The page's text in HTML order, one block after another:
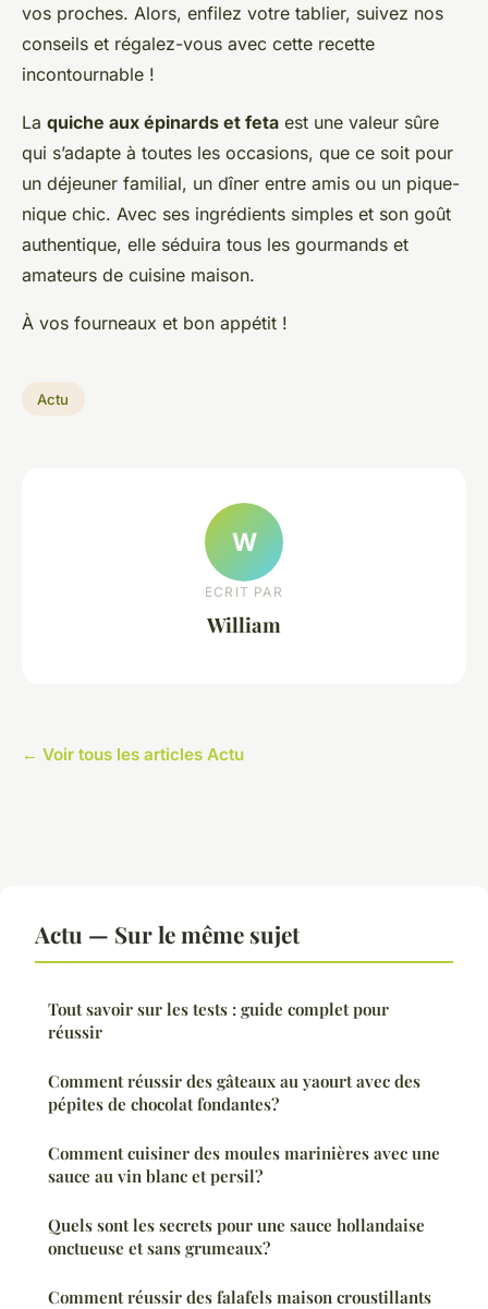
vos proches. Alors, enfilez votre tablier, suivez nos
conseils et régalez-vous avec cette recette
incontournable !
La quiche aux épinards et feta est une valeur sûre
qui s’adapte à toutes les occasions, que ce soit pour
un déjeuner familial, un dîner entre amis ou un pique-
nique chic. Avec ses ingrédients simples et son goût
authentique, elle séduira tous les gourmands et
amateurs de cuisine maison.
À vos fourneaux et bon appétit !
Actu
W
ECRIT PAR
William
← Voir tous les articles Actu
Actu — Sur le même sujet
Tout savoir sur les tests : guide complet pour
réussir
Comment réussir des gâteaux au yaourt avec des
pépites de chocolat fondantes?
Comment cuisiner des moules marinières avec une
sauce au vin blanc et persil?
Quels sont les secrets pour une sauce hollandaise
onctueuse et sans grumeaux?
Comment réussir des falafels maison croustillants